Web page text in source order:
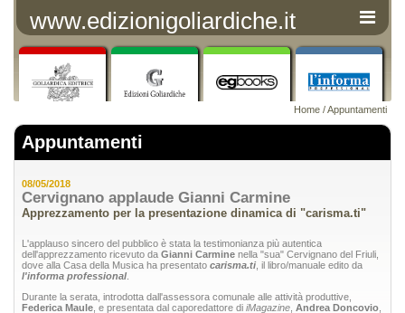
www.edizionigoliardiche.it
Home /Appuntamenti
Appuntamenti
08/05/2018
Cervignano applaude Gianni Carmine
Apprezzamento per la presentazione dinamica di "carisma.ti"
L'applauso sincero del pubblico è stata la testimonianza più autentica
dell'apprezzamento ricevuto da Gianni Carmine nella "sua" Cervignano del Friuli,
dove alla Casa della Musica ha presentato carisma.ti , il libro/manuale edito da
l'informa professional
Durante la serata, introdotta dall'assessora comunale alle attività produttive,
Federica Maule , e presentata dal caporedattore di iMagazine Andrea Doncovio